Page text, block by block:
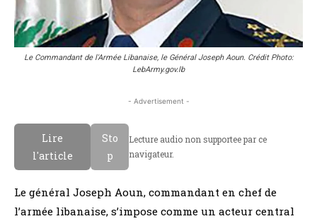
Le Commandant de l'Armée Libanaise, le Général Joseph Aoun. Crédit Photo:
LebArmy.gov.lb
- Advertisement -
Lire
l'article
Sto
p
Lecture audio non supportee par ce
navigateur.
Le général Joseph Aoun, commandant en chef de
l’armée libanaise, s’impose comme un acteur central